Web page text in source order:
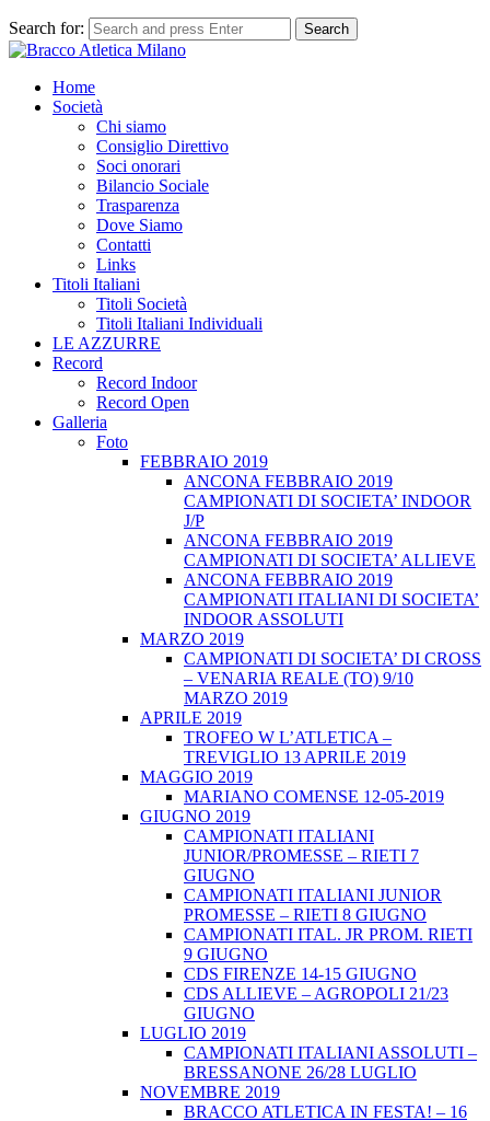
Search for: Search
Home
Società
Chi siamo
Consiglio Direttivo
Soci onorari
Bilancio Sociale
Trasparenza
Dove Siamo
Contatti
Links
Titoli Italiani
Titoli Società
Titoli Italiani Individuali
LE AZZURRE
Record
Record Indoor
Record Open
Galleria
Foto
FEBBRAIO 2019
ANCONA FEBBRAIO 2019
CAMPIONATI DI SOCIETA’ INDOOR
J/P
ANCONA FEBBRAIO 2019
CAMPIONATI DI SOCIETA’ ALLIEVE
ANCONA FEBBRAIO 2019
CAMPIONATI ITALIANI DI SOCIETA’
INDOOR ASSOLUTI
MARZO 2019
CAMPIONATI DI SOCIETA’ DI CROSS
– VENARIA REALE (TO) 9/10
MARZO 2019
APRILE 2019
TROFEO W L’ATLETICA –
TREVIGLIO 13 APRILE 2019
MAGGIO 2019
MARIANO COMENSE 12-05-2019
GIUGNO 2019
CAMPIONATI ITALIANI
JUNIOR/PROMESSE – RIETI 7
GIUGNO
CAMPIONATI ITALIANI JUNIOR
PROMESSE – RIETI 8 GIUGNO
CAMPIONATI ITAL. JR PROM. RIETI
9 GIUGNO
CDS FIRENZE 14-15 GIUGNO
CDS ALLIEVE – AGROPOLI 21/23
GIUGNO
LUGLIO 2019
CAMPIONATI ITALIANI ASSOLUTI –
BRESSANONE 26/28 LUGLIO
NOVEMBRE 2019
BRACCO ATLETICA IN FESTA! – 16